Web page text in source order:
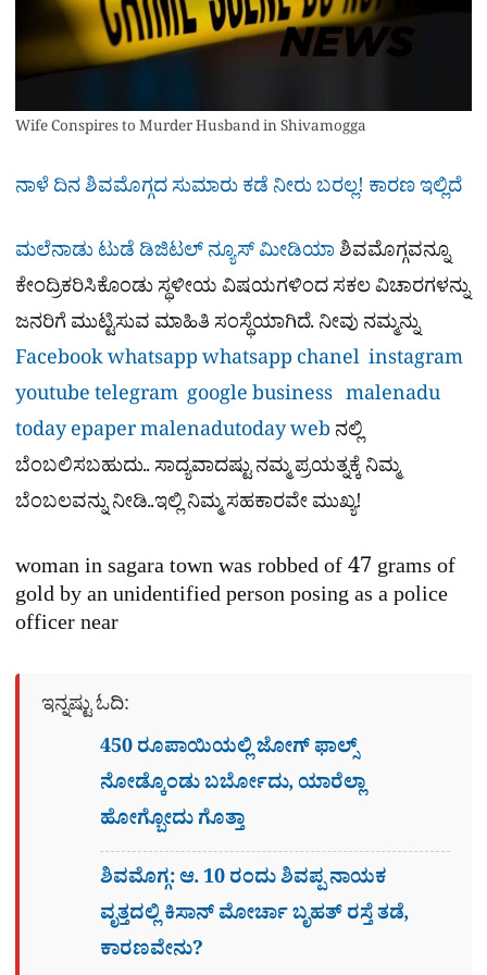
Wife Conspires to Murder Husband in Shivamogga
ನಾಳೆ ದಿನ ಶಿವಮೊಗ್ಗದ ಸುಮಾರು ಕಡೆ ನೀರು ಬರಲ್ಲ! ಕಾರಣ ಇಲ್ಲಿದೆ
ಮಲೆನಾಡು ಟುಡೆ ಡಿಜಿಟಲ್ ನ್ಯೂಸ್ ಮೀಡಿಯಾಶಿವಮೊಗ್ಗವನ್ನೂ
ಕೇಂದ್ರಿಕರಿಸಿಕೊಂಡು ಸ್ಥಳೀಯ ವಿಷಯಗಳಿಂದ ಸಕಲ ವಿಚಾರಗಳನ್ನು
ಜನರಿಗೆ ಮುಟ್ಟಿಸುವ ಮಾಹಿತಿ ಸಂಸ್ಥೆಯಾಗಿದೆ. ನೀವು ನಮ್ಮನ್ನು
Facebookwhatsappwhatsapp chanel instagram
youtubetelegram google business malenadu
today epapermalenadutoday web ನಲ್ಲಿ
ಬೆಂಬಲಿಸಬಹುದು.. ಸಾದ್ಯವಾದಷ್ಟು ನಮ್ಮ ಪ್ರಯತ್ನಕ್ಕೆ ನಿಮ್ಮ
ಬೆಂಬಲವನ್ನು ನೀಡಿ..ಇಲ್ಲಿ ನಿಮ್ಮ ಸಹಕಾರವೇ ಮುಖ್ಯ!
woman in sagara town was robbed of 47 grams of
gold by an unidentified person posing as a police
officer near
ಇನ್ನಷ್ಟು ಓದಿ:
450 ರೂಪಾಯಿಯಲ್ಲಿ ಜೋಗ್​ ಫಾಲ್ಸ್​
ನೋಡ್ಕೊಂಡು ಬರ್ಬೋದು, ಯಾರೆಲ್ಲಾ
ಹೋಗ್ಬೋದು ಗೊತ್ತಾ
ಶಿವಮೊಗ್ಗ: ಆ. 10 ರಂದು ಶಿವಪ್ಪ ನಾಯಕ
ವೃತ್ತದಲ್ಲಿ ಕಿಸಾನ್ ಮೋರ್ಚಾ ಬೃಹತ್ ರಸ್ತೆ ತಡೆ,
ಕಾರಣವೇನು?